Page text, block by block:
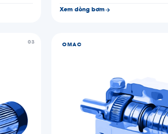
Xem dòng bơm
03 OMAC